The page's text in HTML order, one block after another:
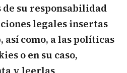
su responsabilidad
legales insertas
así como, a las políticas
o en su caso,